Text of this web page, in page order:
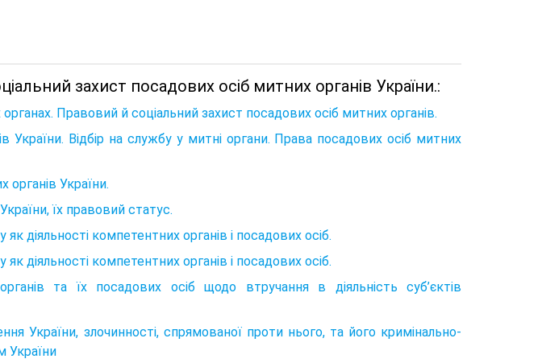
захист посадових осіб митних органів України.:
Правовий й соціальний захист посадових осіб митних органів.
України. Відбір на службу у митні органи. Права посадових осіб митних
органів України.
їх правовий статус.
діяльності компетентних органів і посадових осіб.
діяльності компетентних органів і посадових осіб.
та їх посадових осіб щодо втручання в діяльність суб’єктів
України, злочинності, спрямованої проти нього, та його кримінально-
України